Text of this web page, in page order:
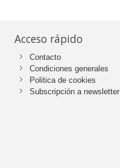
Acceso rápido
Contacto
Condiciones generales
Politica de cookies
Subscripción a newsletter